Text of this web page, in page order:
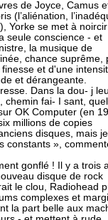
de Joyce, Camus
(l’aliénation,
Yorke se met à
seule conscience - et
la musique de
chance suprême,
et d'une
et dérangeante.
Dans la dou- j
chemin fai- I sant,
OK Computer (en
millions de copies
disques, mais
constants »,
gonflé ! Il y a trois
disque de rock
le clou, Radiohead
complexes et
la part belle aux